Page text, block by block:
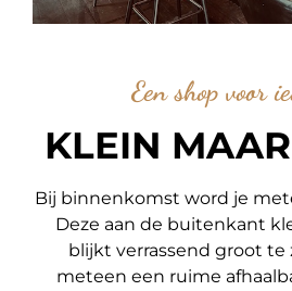
Een shop voor
KLEIN
Bij binnenkomst word je
Deze aan de buitenkant
blijkt verrassend groot te
meteen een ruime